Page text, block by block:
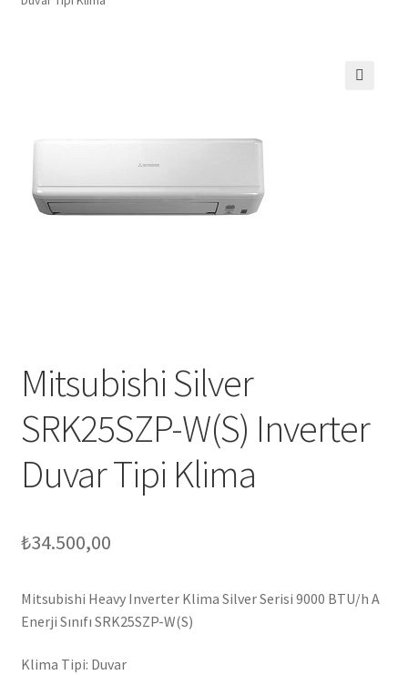
Mitsubishi Silver
SRK25SZP-W(S) Inverter
Duvar Tipi Klima
₺34.500,00
Mitsubishi Heavy Inverter Klima Silver Serisi 9000 BTU/h A
Enerji Sınıfı SRK25SZP-W(S)
Klima Tipi: Duvar